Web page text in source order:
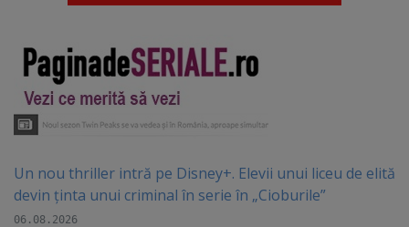
Un nou thriller intră pe Disney+. Elevii unui liceu de elită
devin ținta unui criminal în serie în „Cioburile”
06.08.2026